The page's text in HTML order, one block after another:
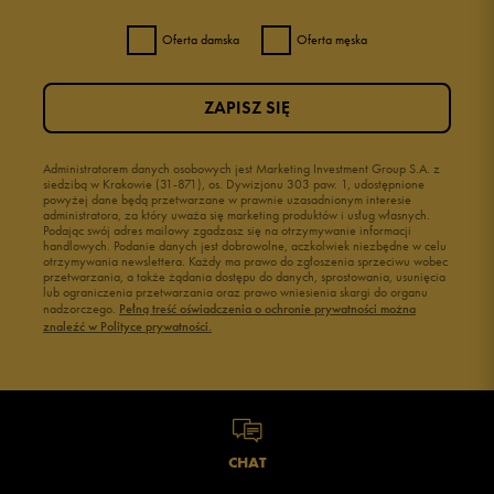
Oferta damska Oferta męska
Administratorem danych osobowych jest Marketing Investment Group S.A. z
siedzibą w Krakowie (31-871), os. Dywizjonu 303 paw. 1, udostępnione
powyżej dane będą przetwarzane w prawnie uzasadnionym interesie
administratora, za który uważa się marketing produktów i usług własnych.
Podając swój adres mailowy zgadzasz się na otrzymywanie informacji
handlowych. Podanie danych jest dobrowolne, aczkolwiek niezbędne w celu
otrzymywania newslettera. Każdy ma prawo do zgłoszenia sprzeciwu wobec
przetwarzania, a także żądania dostępu do danych, sprostowania, usunięcia
lub ograniczenia przetwarzania oraz prawo wniesienia skargi do organu
nadzorczego. Pełną treść oświadczenia o ochronie prywatności można
znaleźć w Polityce prywatności.
ZAPISZ SIĘ
CHAT